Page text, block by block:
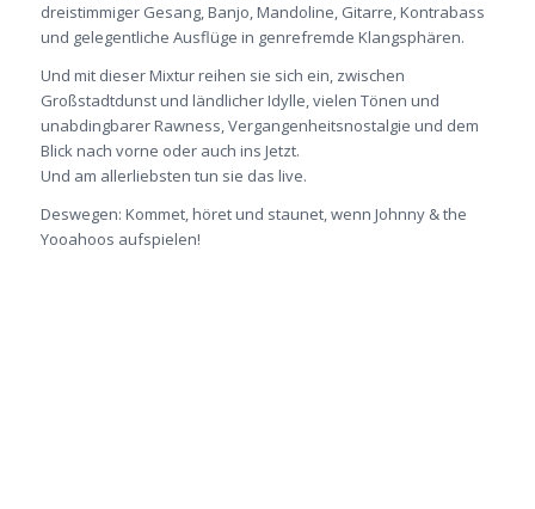
dreistimmiger Gesang, Banjo, Mandoline, Gitarre, Kontrabass
und gelegentliche Ausflüge in genrefremde Klangsphären.
Und mit dieser Mixtur reihen sie sich ein, zwischen
Großstadtdunst und ländlicher Idylle, vielen Tönen und
unabdingbarer Rawness, Vergangenheitsnostalgie und dem
Blick nach vorne oder auch ins Jetzt.
Und am allerliebsten tun sie das live.
Deswegen: Kommet, höret und staunet, wenn Johnny & the
Yooahoos aufspielen!